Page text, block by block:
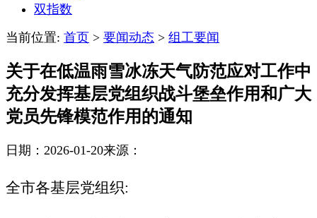
双指数
当前位置: 首页 > 要闻动态 > 组工要闻
关于在低温雨雪冰冻天气防范应对工作中
充分发挥基层党组织战斗堡垒作用和广大
党员先锋模范作用的通知
日期：2026-01-20来源：
全市各基层党组织: